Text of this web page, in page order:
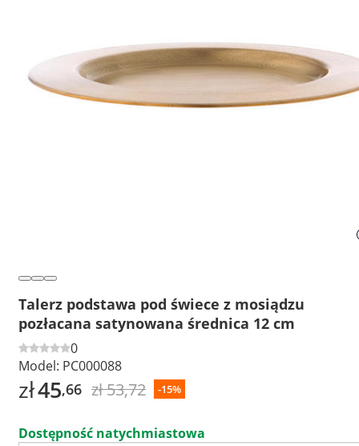
Talerz podstawa pod świece z mosiądzu
pozłacana satynowana średnica 12 cm
0
Model: PC000088
zł45,66 zł 53,72 -15%
Dostępność natychmiastowa